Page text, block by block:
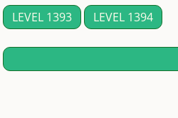
LEVEL 1393 LEVEL 1394